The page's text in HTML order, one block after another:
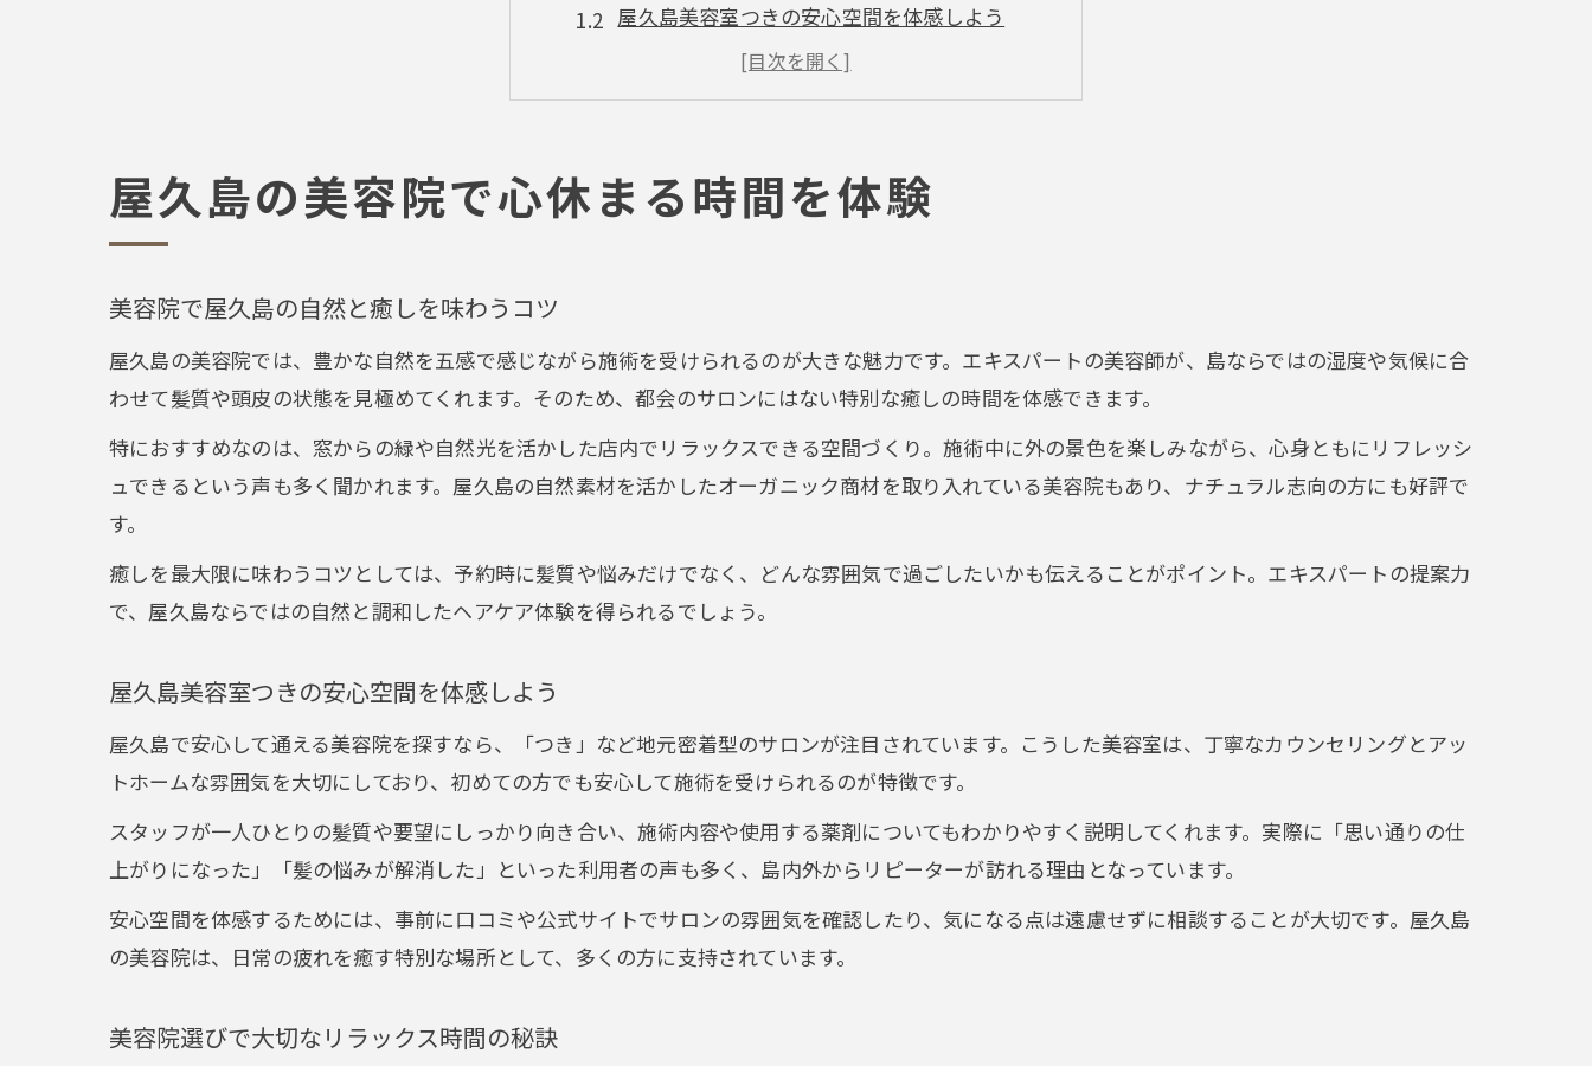
屋久島美容室つきの安心空間を体感しよう
美容院選びで大切なリラックス時間の秘訣
美容院で心安らぐ屋久島流ライフスタイル
自然環境になじむ美容院の選び方を解説
美容院選びは屋久島の自然調和が決め手に
屋久島に合う美容院の見極めポイントとは
美容院選びで考慮すべき屋久島の特性とは
髪質や悩みに寄り添うエキスパートの技
美容院で髪質改善に導くエキスパート技術
美容院で叶えるパーソナルケアの魅力とは
エキスパート美容院で相談しやすい雰囲気作り
オーガニック美容院で安心ヘアケアを体験
美容院活用で叶うナチュラル志向の毎日
屋久島美容室iloで話題の自然派施術とは
オーガニック派が選ぶ美容院の選択基準
美容院利用で実感するオーガニック効果
丁寧なカウンセリングが安心の理由とは
屋久島の美容院で心休まる時間を体験
美容院で屋久島の自然と癒しを味わうコツ
屋久島の美容院では、豊かな自然を五感で感じながら施術を受けられるのが大きな魅力です。エキスパートの美容師が、島ならではの湿度や気候に合
わせて髪質や頭皮の状態を見極めてくれます。そのため、都会のサロンにはない特別な癒しの時間を体感できます。
特におすすめなのは、窓からの緑や自然光を活かした店内でリラックスできる空間づくり。施術中に外の景色を楽しみながら、心身ともにリフレッシ
ュできるという声も多く聞かれます。屋久島の自然素材を活かしたオーガニック商材を取り入れている美容院もあり、ナチュラル志向の方にも好評で
す。
癒しを最大限に味わうコツとしては、予約時に髪質や悩みだけでなく、どんな雰囲気で過ごしたいかも伝えることがポイント。エキスパートの提案力
で、屋久島ならではの自然と調和したヘアケア体験を得られるでしょう。
屋久島美容室つきの安心空間を体感しよう
屋久島で安心して通える美容院を探すなら、「つき」など地元密着型のサロンが注目されています。こうした美容室は、丁寧なカウンセリングとアッ
トホームな雰囲気を大切にしており、初めての方でも安心して施術を受けられるのが特徴です。
スタッフが一人ひとりの髪質や要望にしっかり向き合い、施術内容や使用する薬剤についてもわかりやすく説明してくれます。実際に「思い通りの仕
上がりになった」「髪の悩みが解消した」といった利用者の声も多く、島内外からリピーターが訪れる理由となっています。
安心空間を体感するためには、事前に口コミや公式サイトでサロンの雰囲気を確認したり、気になる点は遠慮せずに相談することが大切です。屋久島
の美容院は、日常の疲れを癒す特別な場所として、多くの方に支持されています。
美容院選びで大切なリラックス時間の秘訣